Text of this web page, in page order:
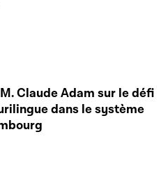
Claude Adam sur le défi
dans le système